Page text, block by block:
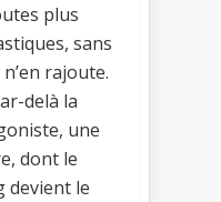
plus
sans
rajoute.
delà la
une
dont le
devient le